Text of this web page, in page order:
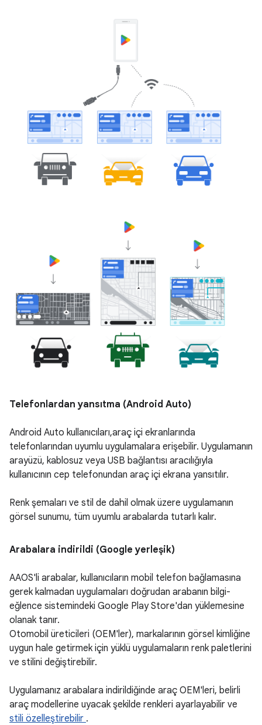
Telefonlardan yansıtma (Android Auto)
Android Auto kullanıcıları,araç içi ekranlarında
telefonlarından uyumlu uygulamalara erişebilir. Uygulamanın
arayüzü, kablosuz veya USB bağlantısı aracılığıyla
kullanıcının cep telefonundan araç içi ekrana yansıtılır.
Renk şemaları ve stil de dahil olmak üzere uygulamanın
görsel sunumu, tüm uyumlu arabalarda tutarlı kalır.
Arabalara indirildi (Google yerleşik)
AAOS'li arabalar, kullanıcıların mobil telefon bağlamasına
gerek kalmadan uygulamaları doğrudan arabanın bilgi-
eğlence sistemindeki Google Play Store'dan yüklemesine
olanak tanır.
Otomobil üreticileri (OEM'ler), markalarının görsel kimliğine
uygun hale getirmek için yüklü uygulamaların renk paletlerini
ve stilini değiştirebilir.
Uygulamanız arabalara indirildiğinde araç OEM'leri, belirli
araç modellerine uyacak şekilde renkleri ayarlayabilir ve
stili özelleştirebilir .